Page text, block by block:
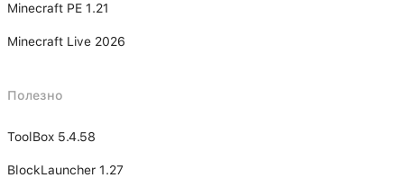
Minecraft PE 1.21
Minecraft Live 2026
Полезно
ToolBox 5.4.58
BlockLauncher 1.27